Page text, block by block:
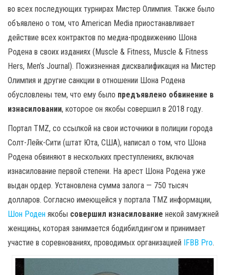
во всех последующих турнирах Мистер Олимпия. Также было
объявлено о том, что American Media приостанавливает
действие всех контрактов по медиа-продвижению Шона
Родена в своих изданиях (Muscle & Fitness, Muscle & Fitness
Hers, Men’s Journal). Пожизненная дисквалификация на Мистер
Олимпия и другие санкции в отношении Шона Родена
обусловлены тем, что ему было предъявлено обвинение в
изнасиловании, которое он якобы совершил в 2018 году.
Портал TMZ, со ссылкой на свои источники в полиции города
Солт-Лейк-Сити (штат Юта, США), написал о том, что Шона
Родена обвиняют в нескольких преступлениях, включая
изнасилование первой степени. На арест Шона Родена уже
выдан ордер. Установлена сумма залога — 750 тысяч
долларов. Согласно имеющейся у портала TMZ информации,
Шон Роден якобы совершил изнасилование некой замужней
женщины, которая занимается бодибилдингом и принимает
участие в соревнованиях, проводимых организацией IFBB Pro.